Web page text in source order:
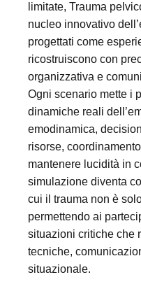
limitate, Trauma
nucleo innovativo
progettati come
ricostruiscono con
organizzativa e
Ogni scenario mette i
dinamiche reali
emodinamica,
risorse,
mantenere lucidità in
simulazione diventa
cui il trauma non è
permettendo ai
situazioni critiche che
tecniche,
situazionale.